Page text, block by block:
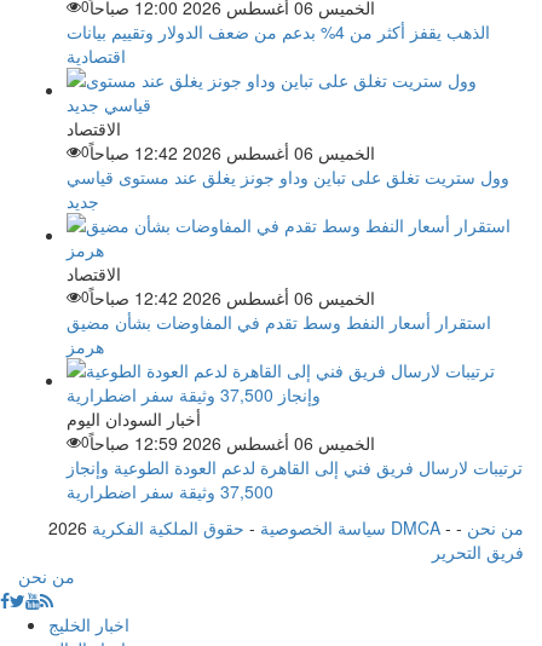
الخميس 06 أغسطس 2026 12:00 صباحاً
0
الذهب يقفز أكثر من 4% بدعم من ضعف الدولار وتقييم بيانات
اقتصادية
الاقتصاد
الخميس 06 أغسطس 2026 12:42 صباحاً
0
وول ستريت تغلق على تباين وداو جونز يغلق عند مستوى قياسي
جديد
الاقتصاد
الخميس 06 أغسطس 2026 12:42 صباحاً
0
استقرار أسعار النفط وسط تقدم في المفاوضات بشأن مضيق
هرمز
أخبار السودان اليوم
الخميس 06 أغسطس 2026 12:59 صباحاً
0
ترتيبات لارسال فريق فني إلى القاهرة لدعم العودة الطوعية وإنجاز
37,500 وثيقة سفر اضطرارية
2026
سياسة الخصوصية - حقوق الملكية الفكرية DMCA - من نحن -
فريق التحرير
من نحن
اخبار الخليج